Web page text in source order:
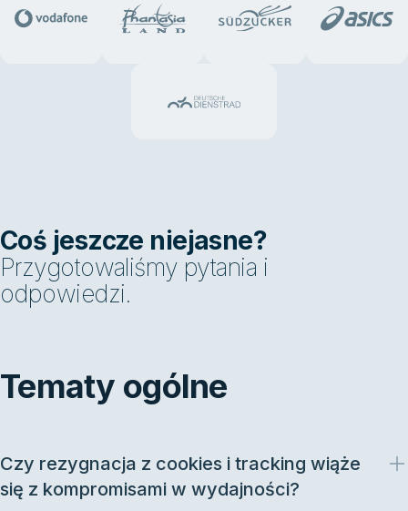
Coś jeszcze niejasne?
Przygotowaliśmy pytania i
odpowiedzi.
Tematy ogólne
Czy rezygnacja z cookies i tracking wiąże
się z kompromisami w wydajności?